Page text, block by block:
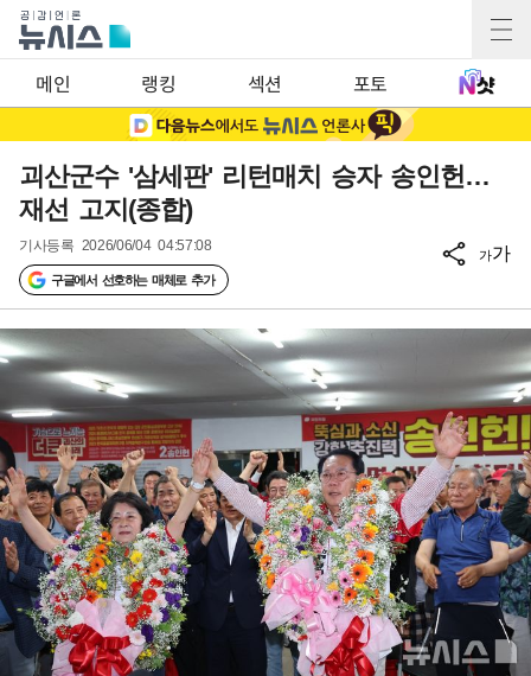
메인 랭킹 섹션 포토
괴산군수 '삼세판' 리턴매치 승자 송인헌…
재선 고지(종합)
기사등록 2026/06/04 04:57:08
구글에서 선호하는 매체로 추가
가가